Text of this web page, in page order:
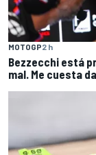
MOTOGP2 h
Bezzecchi está
mal. Me cuesta